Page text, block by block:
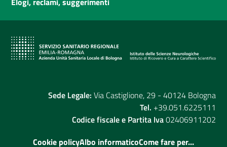
Sede Legale: Via Castiglione, 29 - 40124 Bologna
Tel. +39.051.6225111
Codice fiscale e Partita Iva02406911202
Cookie policyAlbo informaticoCome fare per...